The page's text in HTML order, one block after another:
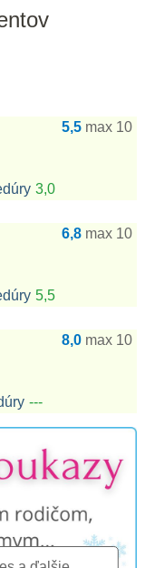
5,5 max 10
3,0
6,8 max 10
5,5
8,0 max 10
---